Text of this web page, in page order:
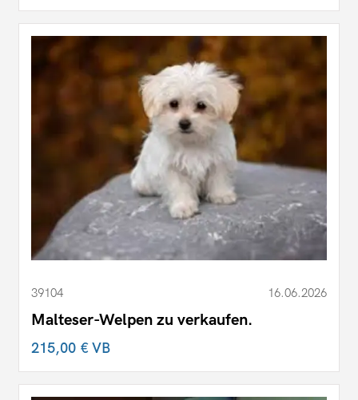
39104 16.06.2026
Malteser-Welpen zu verkaufen.
215,00 €VB